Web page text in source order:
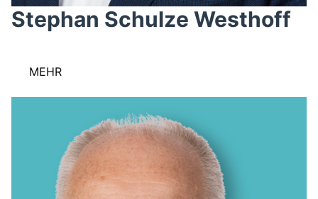
Stephan Schulze Westhoff
MEHR